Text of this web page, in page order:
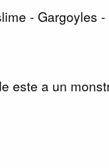
- Gargoyles
este a un